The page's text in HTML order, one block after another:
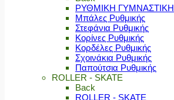
ΡΥΘΜΙΚΗ ΓΥΜΝΑΣΤΙΚΗ
Μπάλες Ρυθμικής
Στεφάνια Ρυθμικής
Κορίνες Ρυθμικής
Κορδέλες Ρυθμικής
Σχοινάκια Ρυθμικής
Παπούτσια Ρυθμικής
ROLLER - SKATE
Back
ROLLER - SKATE